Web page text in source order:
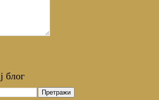
блог